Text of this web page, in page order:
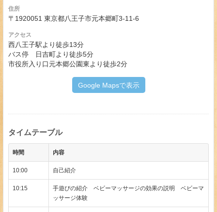
住所
〒1920051 東京都八王子市元本郷町3-11-6
アクセス
西八王子駅より徒歩13分
バス停 日吉町より徒歩5分
市役所入り口元本郷公園東より徒歩2分
Google Mapsで表示
タイムテーブル
時間 内容
10:00 自己紹介
10:15
手遊びの紹介 ベビーマッサージの効果の説明 ベビーマ
ッサージ体験